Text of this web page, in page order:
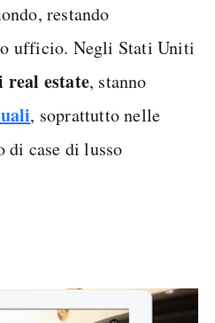
restando
ufficio. Negli Stati Uniti
real estate, stanno
, soprattutto nelle
di case di lusso